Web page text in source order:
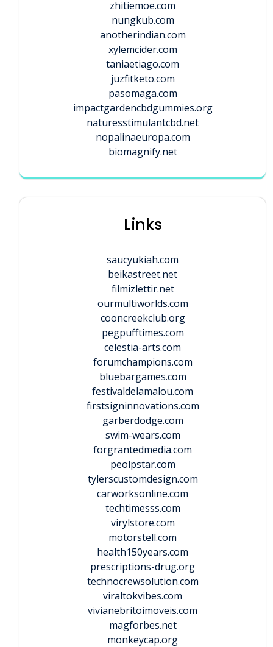
zhitiemoe.com
nungkub.com
anotherindian.com
xylemcider.com
taniaetiago.com
juzfitketo.com
pasomaga.com
impactgardencbdgummies.org
naturesstimulantcbd.net
nopalinaeuropa.com
biomagnify.net
Links
saucyukiah.com
beikastreet.net
filmizlettir.net
ourmultiworlds.com
cooncreekclub.org
pegpufftimes.com
celestia-arts.com
forumchampions.com
bluebargames.com
festivaldelamalou.com
firstsigninnovations.com
garberdodge.com
swim-wears.com
forgrantedmedia.com
peolpstar.com
tylerscustomdesign.com
carworksonline.com
techtimesss.com
virylstore.com
motorstell.com
health150years.com
prescriptions-drug.org
technocrewsolution.com
viraltokvibes.com
vivianebritoimoveis.com
magforbes.net
monkeycap.org